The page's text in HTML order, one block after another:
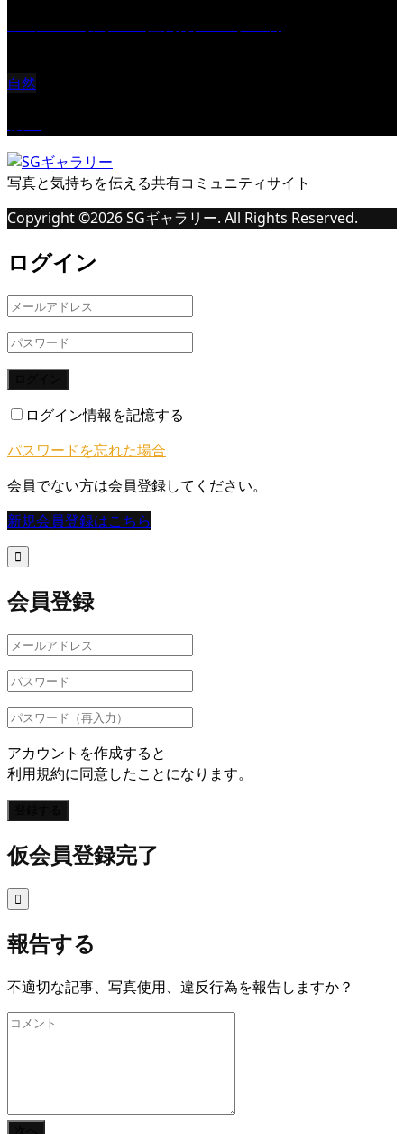
自然
写真と気持ちを伝える共有コミュニティサイト
Copyright ©2026SGギャラリー. All Rights Reserved.
ログイン
ログイン情報を記憶する
パスワードを忘れた場合
会員でない方は会員登録してください。
新規会員登録はこちら

会員登録
アカウントを作成すると
利用規約に同意したことになります。
仮会員登録完了

報告する
不適切な記事、写真使用、違反行為を報告しますか？